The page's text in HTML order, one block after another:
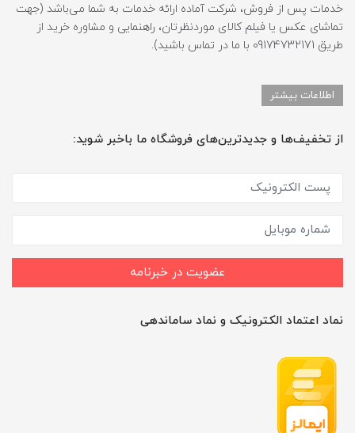
خدمات پس از فروش، شرکت آماده ارائه خدمات به شما می‌باشد (جهت
تماشای عکس یا فیلم کالای موردنظرتان، راهنمایی و مشاوره خرید از
طریق 09174732171 با ما در تماس باشید).
اطلاعات بیشتر
از تخفیف‌ها و جدیدترین‌های فروشگاه ما باخبر شوید:
عضویت در خبرنامه
نماد اعتماد الکترونیک و نماد ساماندهی